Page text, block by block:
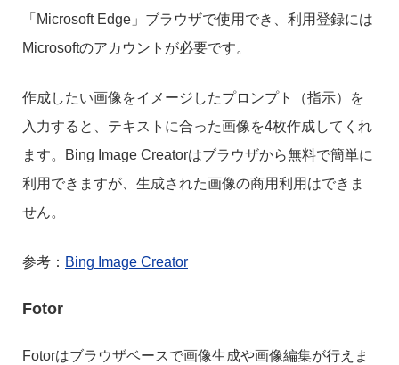
「Microsoft Edge」ブラウザで使用でき、利用登録には
Microsoftのアカウントが必要です。
作成したい画像をイメージしたプロンプト（指示）を
入力すると、テキストに合った画像を4枚作成してくれ
ます。Bing Image Creatorはブラウザから無料で簡単に
利用できますが、生成された画像の商用利用はできま
せん。
参考： Bing Image Creator
Fotor
Fotorはブラウザベースで画像生成や画像編集が行えま